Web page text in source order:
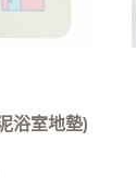
浴室地墊)